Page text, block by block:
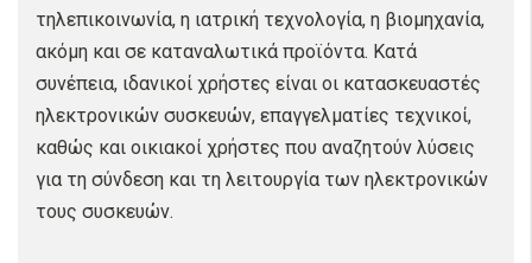
τηλεπικοινωνία, η ιατρική τεχνολογία, η βιομηχανία,
ακόμη και σε καταναλωτικά προϊόντα. Κατά
συνέπεια, ιδανικοί χρήστες είναι οι κατασκευαστές
ηλεκτρονικών συσκευών, επαγγελματίες τεχνικοί,
καθώς και οικιακοί χρήστες που αναζητούν λύσεις
για τη σύνδεση και τη λειτουργία των ηλεκτρονικών
τους συσκευών.